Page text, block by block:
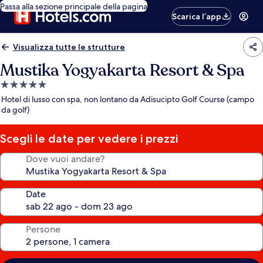
Passa alla sezione principale della pagina
Scarica l’app
Visualizza tutte le strutture
Mustika Yogyakarta Resort & Spa
Struttura
a
5.0
stelle
Hotel di lusso con spa, non lontano da Adisucipto Golf Course (campo
da golf)
Scegli le date per vedere i prezzi
Dove vuoi andare?
Date
Persone